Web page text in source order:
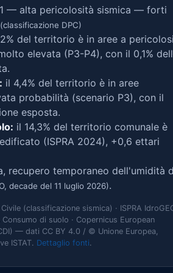
— alta pericolosità sismica — forti
(classificazione DPC)
del territorio è in aree a
elevata (P3-P4), con il 0,1%
il 4,4% del territorio è in aree
probabilità (scenario P3), con il
esposta.
il 14,3% del territorio comunale è
(ISPRA 2024), +0,6 ettari
recupero temporaneo dell'umidità
decade del 11 luglio 2026).
(classificazione sismica) · ISPRA
di suolo · Copernicus European
— dati CC BY 4.0 / © Unione Europea,
ISTAT. Dettaglio fonti.